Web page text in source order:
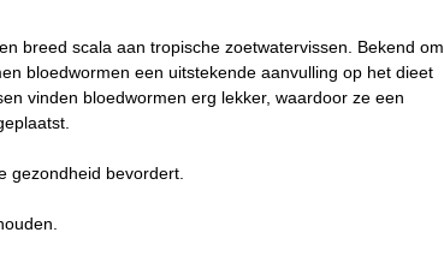
breed scala aan tropische zoetwatervissen. Bekend om
bloedwormen een uitstekende aanvulling op het dieet
vinden bloedwormen erg lekker, waardoor ze een
gezondheid bevordert.